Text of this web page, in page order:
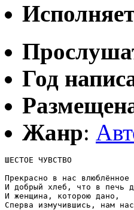
Год
Жанр:
ШЕСТОЕ ЧУВСТВО
Прекрасно в нас влюблённое
И добрый хлеб, что в печь
И женщина, которою дано,
Сперва измучившись, нам